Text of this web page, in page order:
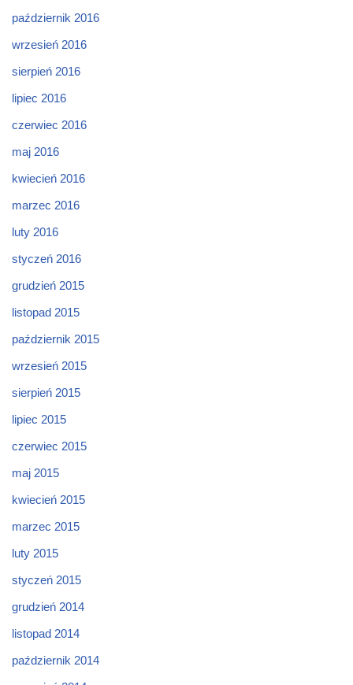
październik 2016
wrzesień 2016
sierpień 2016
lipiec 2016
czerwiec 2016
maj 2016
kwiecień 2016
marzec 2016
luty 2016
styczeń 2016
grudzień 2015
listopad 2015
październik 2015
wrzesień 2015
sierpień 2015
lipiec 2015
czerwiec 2015
maj 2015
kwiecień 2015
marzec 2015
luty 2015
styczeń 2015
grudzień 2014
listopad 2014
październik 2014